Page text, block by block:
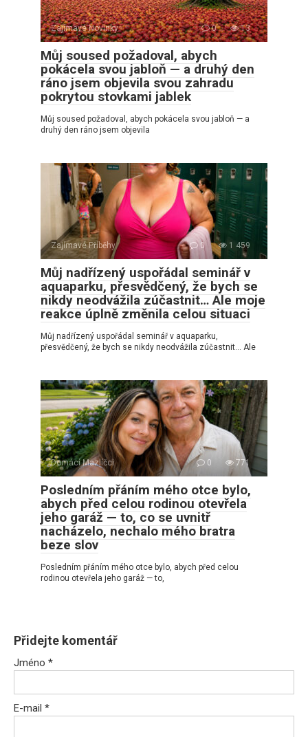
Zajímavé Novinky 0 13
Můj soused požadoval, abych
pokácela svou jabloň — a druhý den
ráno jsem objevila svou zahradu
pokrytou stovkami jablek
Můj soused požadoval, abych pokácela svou jabloň — a
druhý den ráno jsem objevila
Zajímavé Příběhy 0 1 459
Můj nadřízený uspořádal seminář v
aquaparku, přesvědčený, že bych se
nikdy neodvážila zúčastnit… Ale moje
reakce úplně změnila celou situaci
Můj nadřízený uspořádal seminář v aquaparku,
přesvědčený, že bych se nikdy neodvážila zúčastnit… Ale
Domácí Mazlíčci 0 771
Posledním přáním mého otce bylo,
abych před celou rodinou otevřela
jeho garáž — to, co se uvnitř
nacházelo, nechalo mého bratra
beze slov
Posledním přáním mého otce bylo, abych před celou
rodinou otevřela jeho garáž — to,
Přidejte komentář
Jméno *
E-mail *